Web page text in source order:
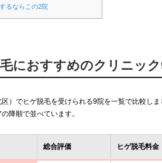
るならこの2院
におすすめのクリニッ
）でヒゲ脱毛を受けられる9院を一覧で比較し
降順で並べています。
総合評価 ヒゲ脱毛料金